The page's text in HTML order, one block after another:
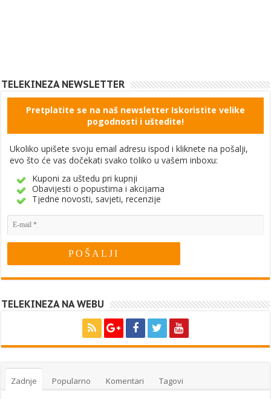
TELEKINEZA NEWSLETTER
Pretplatite se na naš newsletter Iskoristite velike
pogodnosti i uštedite!
Ukoliko upišete svoju email adresu ispod i kliknete na pošalji,
evo što će vas dočekati svako toliko u vašem inboxu:
Kuponi za uštedu pri kupnji
Obavijesti o popustima i akcijama
Tjedne novosti, savjeti, recenzije
TELEKINEZA NA WEBU
Zadnje Popularno Komentari Tagovi